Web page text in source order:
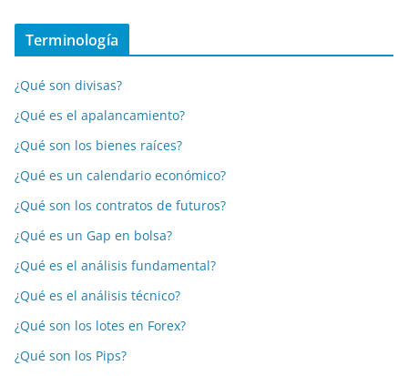
Terminología
¿Qué son divisas?
¿Qué es el apalancamiento?
¿Qué son los bienes raíces?
¿Qué es un calendario económico?
¿Qué son los contratos de futuros?
¿Qué es un Gap en bolsa?
¿Qué es el análisis fundamental?
¿Qué es el análisis técnico?
¿Qué son los lotes en Forex?
¿Qué son los Pips?